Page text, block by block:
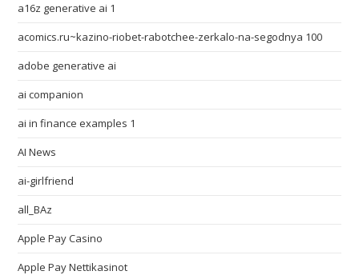
a16z generative ai 1
acomics.ru~kazino-riobet-rabotchee-zerkalo-na-segodnya 100
adobe generative ai
ai companion
ai in finance examples 1
AI News
ai-girlfriend
all_BAz
Apple Pay Casino
Apple Pay Nettikasinot